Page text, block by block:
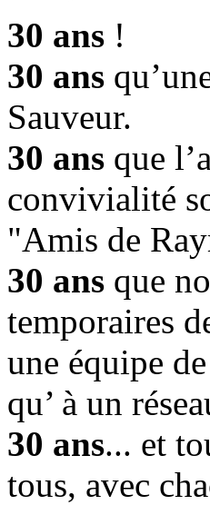
30 ans !
30 ans
Sauveur.
30 ans que
convivialité
"Amis de
30 ans que
temporaires
une équipe
qu’ à un
30 ans... et
tous, avec